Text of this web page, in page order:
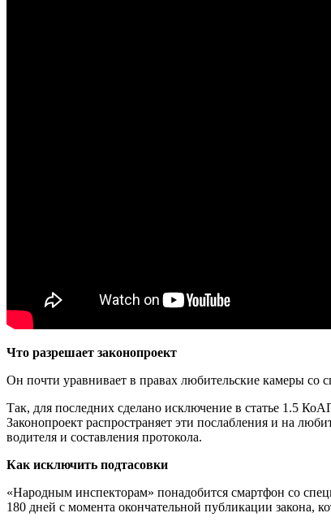
Что разрешает законопроект
Он почти уравнивает в правах любительские камеры
Так, для последних сделано исключение в статье 1.5
Законопроект распространяет эти послабления и на
водителя и составления протокола.
Как исключить подтасовки
«Народным инспекторам» понадобится смартфон со
180 дней с момента окончательной публикации закона,